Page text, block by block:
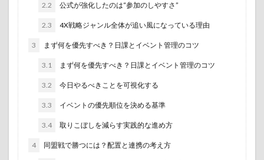
2.2 公式が強化したのは“参加のしやすさ”
2.3 4X戦略ジャンル全体が追い風になっている理由
3 まず何を優先すべき？日課とイベント管理のコツ
3.1 まず何を優先すべき？日課とイベント管理のコツ
3.2 今日やるべきことを可視化する
3.3 イベントの優先順位を決める基準
3.4 取りこぼしを減らす実践的な進め方
4 同盟戦で勝つには？配置と連携の考え方
ランキング
レビュー 任天堂Switch
呪術廻戦
崩壊：スターレイル 攻略
最新情報
注目
注目の芸能ニュース7選 生成AI
芸能
話題
超現実都市オープンワールドRPG 2026
都市生活RPG